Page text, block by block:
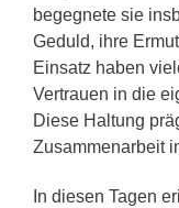
begegnete sie
Geduld, ihre
Einsatz haben
Vertrauen in die
Diese Haltung
Zusammenarbeit
In diesen Tagen